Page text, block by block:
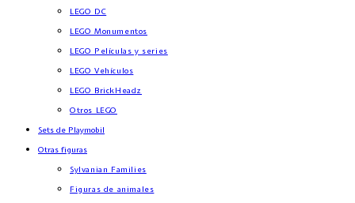
LEGO DC
LEGO Monumentos
LEGO Películas y series
LEGO Vehículos
LEGO BrickHeadz
Otros LEGO
Sets de Playmobil
Otras figuras
Sylvanian Families
Figuras de animales